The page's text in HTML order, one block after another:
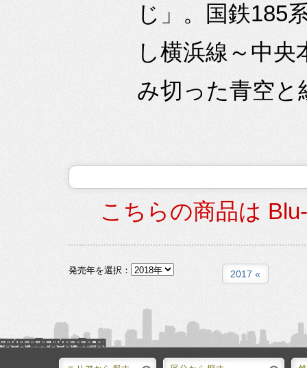
じ」。国鉄185
し横浜線～中
み切った青空と
こちらの商品は
発売年を選択： 2017 «